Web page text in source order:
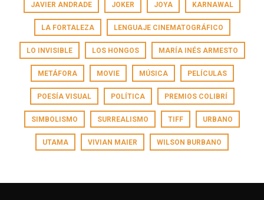
JAVIER ANDRADE JOKER JOYA KARNAWAL
LA FORTALEZA LENGUAJE CINEMATOGRÁFICO
LO INVISIBLE LOS HONGOS MARÍA INÉS ARMESTO
METÁFORA MOVIE MÚSICA PELÍCULAS
POESÍA VISUAL POLÍTICA PREMIOS COLIBRÍ
SIMBOLISMO SURREALISMO TIFF URBANO
UTAMA VIVIAN MAIER WILSON BURBANO